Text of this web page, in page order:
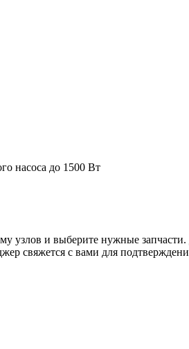
насоса до 1500 Вт
и выберите нужные
свяжется с вами для